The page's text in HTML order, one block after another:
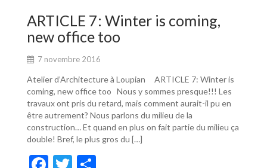
o
o
k
er
ARTICLE 7: Winter is coming,
new office too
7 novembre 2016
Atelier d’Architecture à Loupian ARTICLE 7: Winter is
coming, new office too Nous y sommes presque!!! Les
travaux ont pris du retard, mais comment aurait-il pu en
être autrement? Nous parlons du milieu de la
construction… Et quand en plus on fait partie du milieu ça
double! Bref, le plus gros du […]